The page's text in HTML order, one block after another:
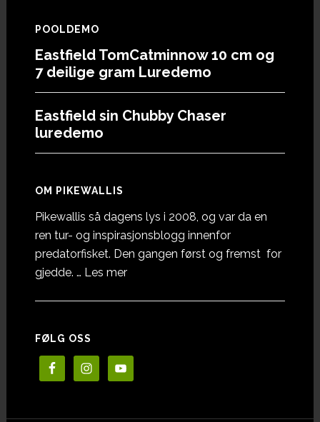
POOLDEMO
Eastfield TomCatminnow 10 cm og
7 deilige gram Luredemo
Eastfield sin Chubby Chaser
luredemo
OM PIKEWALLIS
Pikewallis så dagens lys i 2008, og var da en
ren tur- og inspirasjonsblogg innenfor
predatorfisket. Den gangen først og fremst for
gjedde. … Les meromOm
FØLG OSS